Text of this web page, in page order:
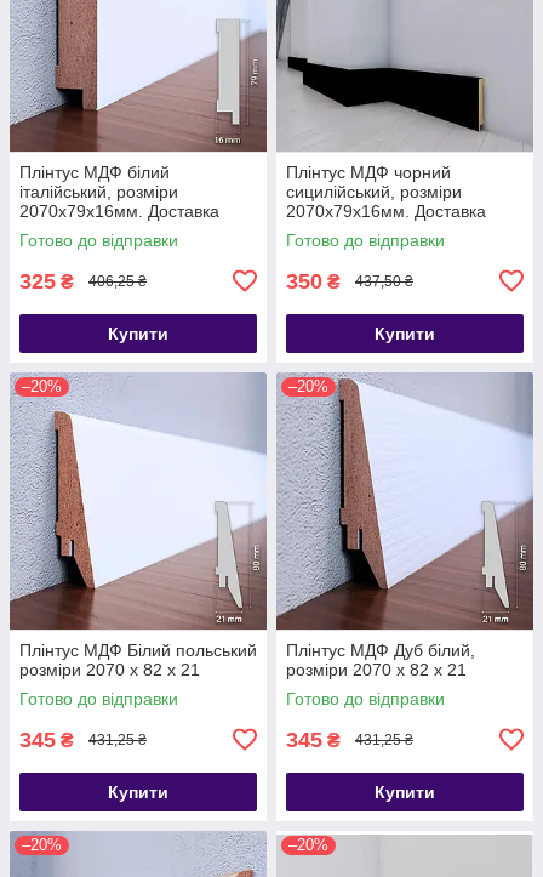
Плінтус МДФ білий
італійський, розміри
2070х79х16мм. Доставка
Готово до відправки
325 ₴ 406,25 ₴
Купити
Плінтус МДФ чорний
сицилійський, розміри
2070х79х16мм. Доставка
Готово до відправки
350 ₴ 437,50 ₴
Купити
–20%
Плінтус МДФ Білий польський
розміри 2070 x 82 x 21
Готово до відправки
345 ₴ 431,25 ₴
Купити
–20%
Плінтус МДФ Дуб білий,
розміри 2070 x 82 x 21
Готово до відправки
345 ₴ 431,25 ₴
Купити
–20% –20%